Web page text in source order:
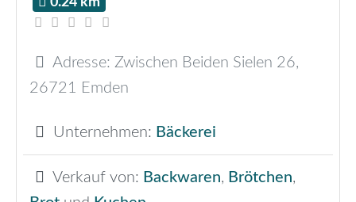
Adresse: Zwischen Beiden Sielen 26,
26721 Emden
Unternehmen: Bäckerei
Verkauf von: Backwaren, Brötchen,